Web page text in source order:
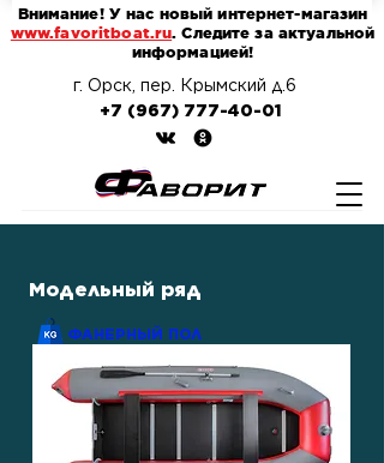
г. Орск, пер. Крымский д.6
+7 (967) 777-40-01
Внимание! У нас новый интернет-магазин
www.favoritboat.ru. Следите за актуальной
информацией!
Модельный ряд
ФАНЕРНЫЙ ПОЛ